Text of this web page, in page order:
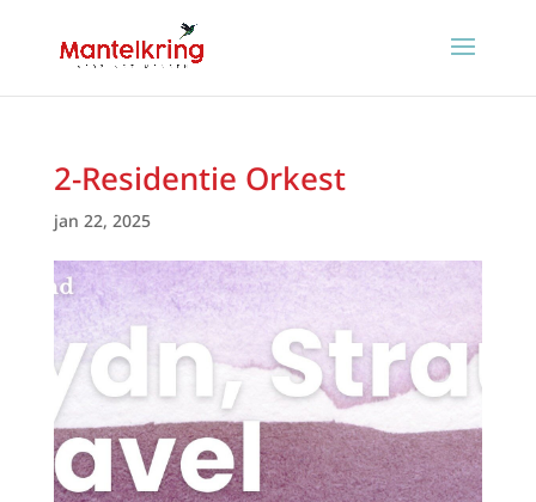
2-Residentie Orkest
jan 22, 2025